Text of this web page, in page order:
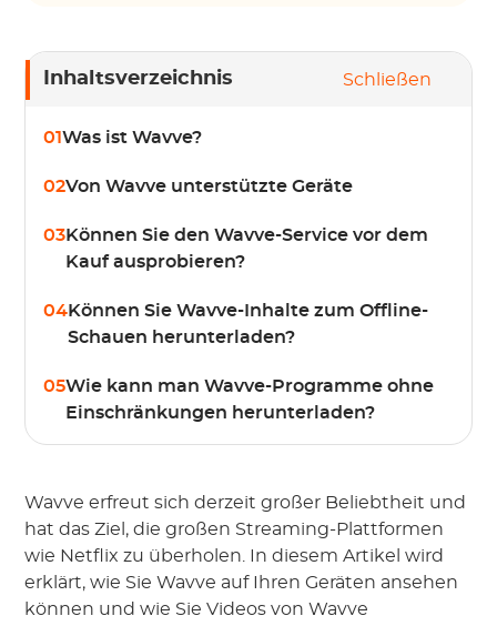
Inhaltsverzeichnis Schließen
01Was ist Wavve?
02Von Wavve unterstützte Geräte
03Können Sie den Wavve-Service vor dem
Kauf ausprobieren?
04Können Sie Wavve-Inhalte zum Offline-
Schauen herunterladen?
05Wie kann man Wavve-Programme ohne
Einschränkungen herunterladen?
Wavve erfreut sich derzeit großer Beliebtheit und
hat das Ziel, die großen Streaming-Plattformen
wie Netflix zu überholen. In diesem Artikel wird
erklärt, wie Sie Wavve auf Ihren Geräten ansehen
können und wie Sie Videos von Wavve